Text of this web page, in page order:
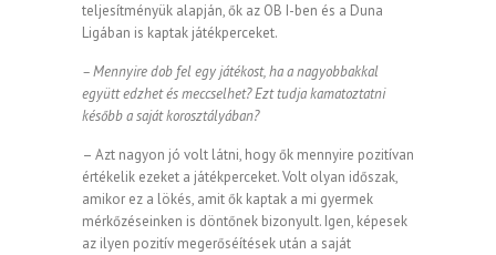
teljesítményük alapján, ők az OB I-ben és a Duna
Ligában is kaptak játékperceket.
– Mennyire dob fel egy játékost, ha a nagyobbakkal
együtt edzhet és meccselhet? Ezt tudja kamatoztatni
később a saját korosztályában?
– Azt nagyon jó volt látni, hogy ők mennyire pozitívan
értékelik ezeket a játékperceket. Volt olyan időszak,
amikor ez a lökés, amit ők kaptak a mi gyermek
mérkőzéseinken is döntőnek bizonyult. Igen, képesek
az ilyen pozitív megerőséítések után a saját